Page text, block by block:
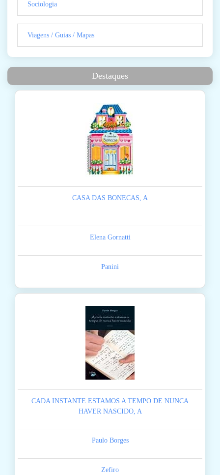
Sociologia
Viagens / Guias / Mapas
Destaques
CASA DAS BONECAS, A
Elena Gornatti
Panini
CADA INSTANTE ESTAMOS A TEMPO DE NUNCA
HAVER NASCIDO, A
Paulo Borges
Zefiro